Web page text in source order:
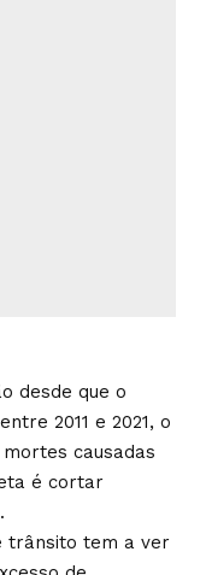
desde que o
2011 e 2021, o
causadas
é cortar
trânsito tem a ver